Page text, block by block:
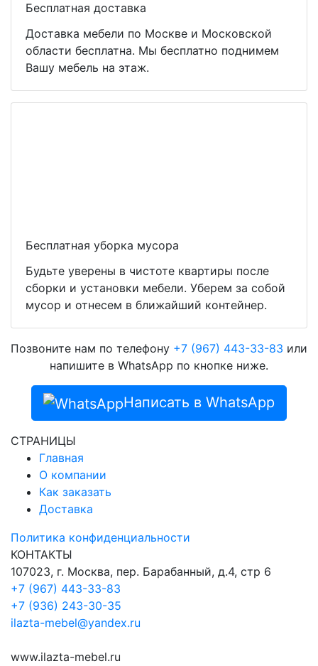
Бесплатная доставка
Доставка мебели по Москве и Московской
области бесплатна. Мы бесплатно поднимем
Вашу мебель на этаж.
Бесплатная уборка мусора
Будьте уверены в чистоте квартиры после
сборки и установки мебели. Уберем за собой
мусор и отнесем в ближайший контейнер.
Позвоните нам по телефону +7 (967) 443-33-83 или
напишите в WhatsApp по кнопке ниже.
Написать в WhatsApp
СТРАНИЦЫ
Главная
О компании
Как заказать
Доставка
Политика конфиденциальности
КОНТАКТЫ
107023, г. Москва, пер. Барабанный, д.4, стр 6
+7 (967) 443-33-83
+7 (936) 243-30-35
ilazta-mebel@yandex.ru
www.ilazta-mebel.ru